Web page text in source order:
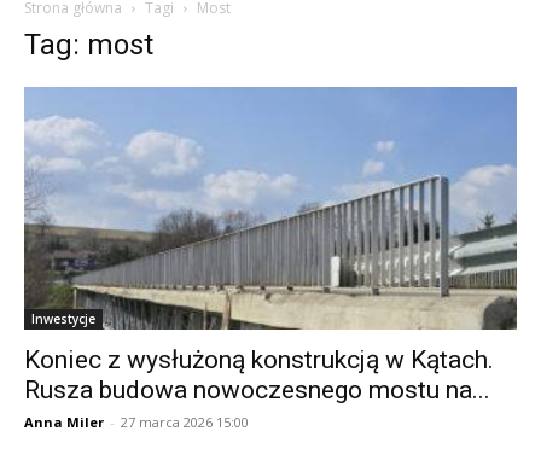
Strona główna Tagi Most
Tag: most
Inwestycje
Koniec z wysłużoną konstrukcją w Kątach.
Rusza budowa nowoczesnego mostu na...
Anna Miler - 27 marca 2026 15:00